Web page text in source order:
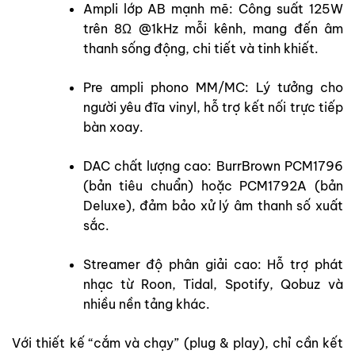
Ampli lớp AB mạnh mẽ: Công suất 125W
trên 8Ω @1kHz mỗi kênh, mang đến âm
thanh sống động, chi tiết và tinh khiết.
Pre ampli phono MM/MC: Lý tưởng cho
người yêu đĩa vinyl, hỗ trợ kết nối trực tiếp
bàn xoay.
DAC chất lượng cao: BurrBrown PCM1796
(bản tiêu chuẩn) hoặc PCM1792A (bản
Deluxe), đảm bảo xử lý âm thanh số xuất
sắc.
Streamer độ phân giải cao: Hỗ trợ phát
nhạc từ Roon, Tidal, Spotify, Qobuz và
nhiều nền tảng khác.
Với thiết kế “cắm và chạy” (plug & play), chỉ cần kết